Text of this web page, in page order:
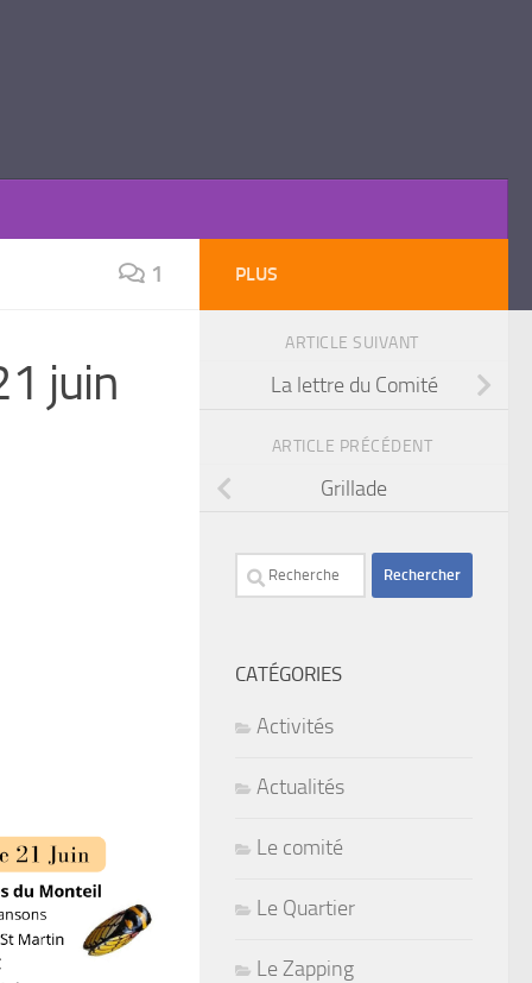
1
juin
PLUS
ARTICLE SUIVANT
La lettre du Comité
ARTICLE PRÉCÉDENT
Grillade
Rechercher :
CATÉGORIES
Activités
Actualités
Le comité
Le Quartier
Le Zapping